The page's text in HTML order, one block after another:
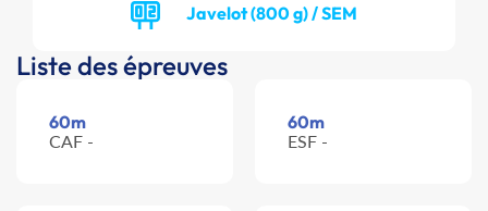
Javelot (800 g) / SEM
Liste des épreuves
60m
CAF -
60m
ESF -